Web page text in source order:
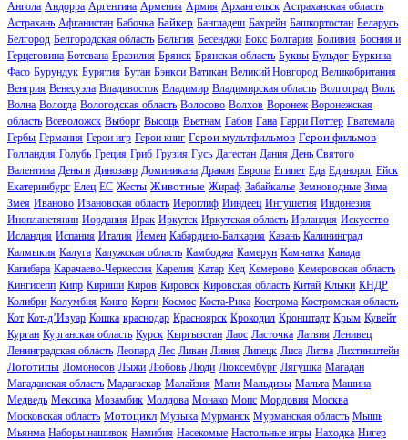
Ангола Андорра Аргентина Армения Армия Архангельск Астраханская область
Астрахань Афганистан Бабочка Байкер Бангладеш Бахрейн Башкортостан Беларусь
Белгород Белгородская область Бельгия Бесенджи Бокс Болгария Боливия Босния и
Герцеговина Ботсвана Бразилия Брянск Брянская область Буквы Бульдог Буркина
Фасо Бурундук Бурятия Бутан Бэнкси Ватикан Великий Новгород Великобритания
Венгрия Венесуэла Владивосток Владимир Владимирская область Волгоград Волк
Волна Вологда Вологодская область Волосово Волхов Воронеж Воронежская
область Всеволожск Выборг Высоцк Вьетнам Габон Гана Гарри Поттер Гватемала
Гербы Германия Герои игр Герои книг Герои мультфильмов Герои фильмов
Голландия Голубь Греция Гриб Грузия Гусь Дагестан Дания День Святого
Валентина Деньги Динозавр Доминикана Дракон Европа Египет Еда Единорог Ейск
Екатеринбург Елец ЕС Жесты Животные Жираф Забайкалье Земноводные Зима
Змея Иваново Ивановская область Иероглиф Ииндеец Ингушетия Индонезия
Инопланетянин Иордания Ирак Иркутск Иркутская область Ирландия Искусство
Исландия Испания Италия Йемен Кабардино-Балкария Казань Калининград
Калмыкия Калуга Калужская область Камбоджа Камерун Камчатка Канада
Капибара Карачаево-Черкессия Карелия Катар Кед Кемерово Кемеровская область
Кингисепп Кипр Кириши Киров Кировск Кировская область Китай Клыки КНДР
Колибри Колумбия Конго Корги Космос Коста-Рика Кострома Костромская область
Кот Кот-д’Ивуар Кошка краснодар Красноярск Крокодил Кронштадт Крым Кувейт
Курган Курганская область Курск Кыргызстан Лаос Ласточка Латвия Ленивец
Ленинградская область Леопард Лес Ливан Ливия Липецк Лиса Литва Лихтинштейн
Логотипы Ломоносов Лыжи Любовь Люди Люксембург Лягушка Магадан
Магаданская область Мадагаскар Малайзия Мали Мальдивы Мальта Машина
Медведь Мексика Мозамбик Молдова Монако Мопс Мордовия Москва
Московская область Мотоцикл Музыка Мурманск Мурманская область Мышь
Мьянма Наборы нашивок Намибия Насекомые Настольные игры Находка Нигер